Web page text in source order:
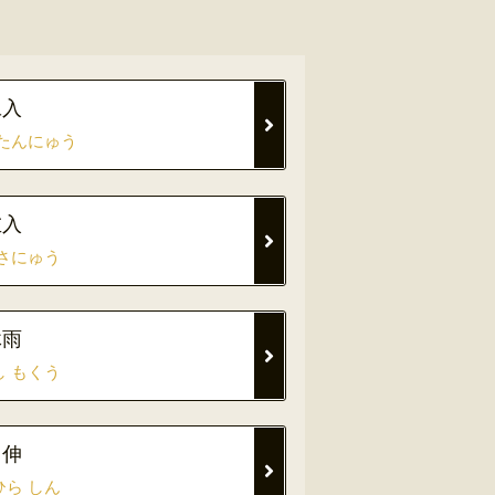
んにゅう
にゅう
もくう
ら しん